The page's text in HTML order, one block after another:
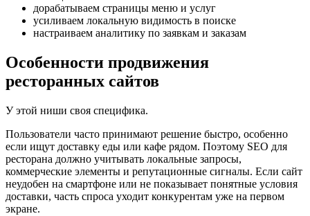
дорабатываем страницы меню и услуг
усиливаем локальную видимость в поиске
настраиваем аналитику по заявкам и заказам
Особенности продвижения
ресторанных сайтов
У этой ниши своя специфика.
Пользователи часто принимают решение быстро, особенно
если ищут доставку еды или кафе рядом. Поэтому SEO для
ресторана должно учитывать локальные запросы,
коммерческие элементы и репутационные сигналы. Если сайт
неудобен на смартфоне или не показывает понятные условия
доставки, часть спроса уходит конкурентам уже на первом
экране.